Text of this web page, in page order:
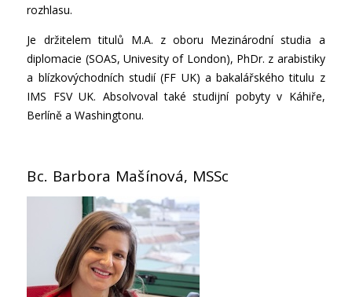
rozhlasu.
Je držitelem titulů M.A. z oboru Mezinárodní studia a
diplomacie (SOAS, Univesity of London), PhDr. z arabistiky
a blízkovýchodních studií (FF UK) a bakalářského titulu z
IMS FSV UK. Absolvoval také studijní pobyty v Káhiře,
Berlíně a Washingtonu.
Bc. Barbora Mašínová, MSSc